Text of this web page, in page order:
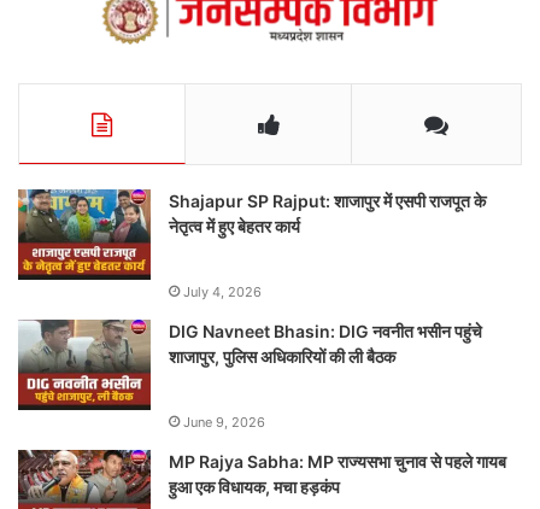
Shajapur SP Rajput: शाजापुर में एसपी राजपूत के
नेतृत्व में हुए बेहतर कार्य
July 4, 2026
DIG Navneet Bhasin: DIG नवनीत भसीन पहुंचे
शाजापुर, पुलिस अधिकारियों की ली बैठक
June 9, 2026
MP Rajya Sabha: MP राज्यसभा चुनाव से पहले गायब
हुआ एक विधायक, मचा हड़कंप